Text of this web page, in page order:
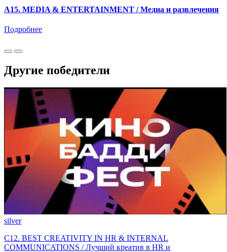
A15. MEDIA & ENTERTAINMENT / Медиа и развлечения
Подробнее
Другие победители
silver
C12. BEST CREATIVITY IN HR & INTERNAL
COMMUNICATIONS / Лучший креатив в HR и